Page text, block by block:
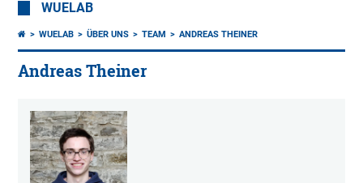
WUELAB
WUELAB ÜBER UNS TEAM ANDREAS THEINER
Andreas Theiner